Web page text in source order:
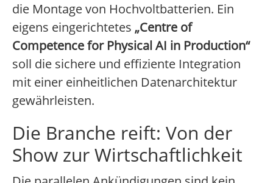
die Montage von Hochvoltbatterien. Ein
eigens eingerichtetes „Centre of
Competence for Physical AI in Production“
soll die sichere und effiziente Integration
mit einer einheitlichen Datenarchitektur
gewährleisten.
Die Branche reift: Von der
Show zur Wirtschaftlichkeit